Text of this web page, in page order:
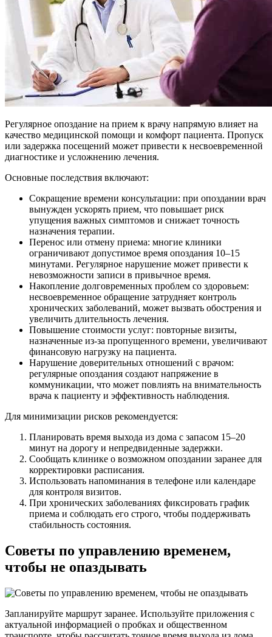
Регулярное опоздание на прием к врачу напрямую влияет на
качество медицинской помощи и комфорт пациента. Пропуск
или задержка посещений может привести к несвоевременной
диагностике и усложнению лечения.
Основные последствия включают:
Сокращение времени консультации: при опоздании врач
вынужден ускорять прием, что повышает риск
упущения важных симптомов и снижает точность
назначения терапии.
Перенос или отмену приема: многие клиники
ограничивают допустимое время опоздания 10–15
минутами. Регулярное нарушение может привести к
невозможности записи в привычное время.
Накопление долговременных проблем со здоровьем:
несвоевременное обращение затрудняет контроль
хронических заболеваний, может вызвать обострения и
увеличить длительность лечения.
Повышение стоимости услуг: повторные визиты,
назначенные из-за пропущенного времени, увеличивают
финансовую нагрузку на пациента.
Нарушение доверительных отношений с врачом:
регулярные опоздания создают напряжение в
коммуникации, что может повлиять на внимательность
врача к пациенту и эффективность наблюдения.
Для минимизации рисков рекомендуется:
Планировать время выхода из дома с запасом 15–20
минут на дорогу и непредвиденные задержки.
Сообщать клинике о возможном опоздании заранее для
корректировки расписания.
Использовать напоминания в телефоне или календаре
для контроля визитов.
При хронических заболеваниях фиксировать график
приема и соблюдать его строго, чтобы поддерживать
стабильность состояния.
Советы по управлению временем,
чтобы не опаздывать
Запланируйте маршрут заранее. Используйте приложения с
актуальной информацией о пробках и общественном